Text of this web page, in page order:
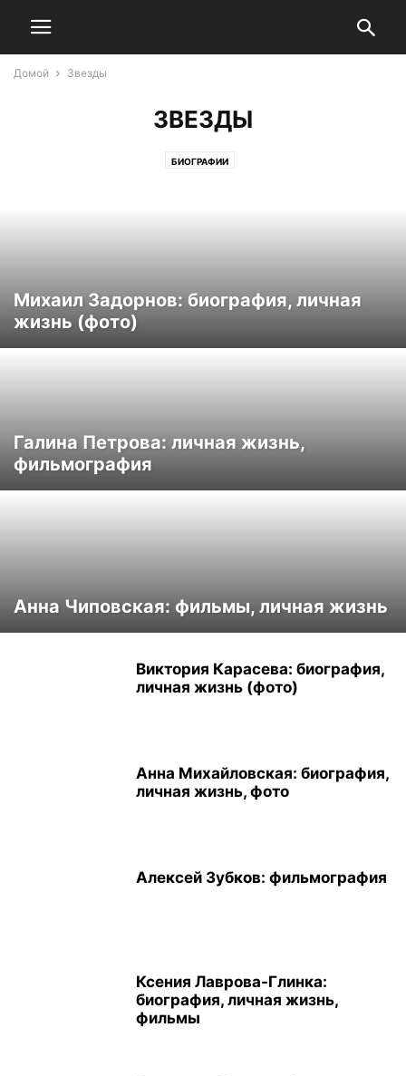
Домой Звезды
ЗВЕЗДЫ
БИОГРАФИИ
Михаил Задорнов: биография, личная
жизнь (фото)
Галина Петрова: личная жизнь,
фильмография
Анна Чиповская: фильмы, личная жизнь
Виктория Карасева: биография,
личная жизнь (фото)
Анна Михайловская: биография,
личная жизнь, фото
Алексей Зубков: фильмография
Ксения Лаврова-Глинка:
биография, личная жизнь,
фильмы